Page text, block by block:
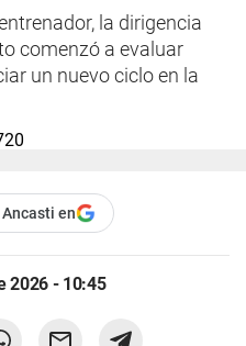
la dirigencia
comenzó a evaluar
un nuevo ciclo en la
en
2026 - 10:45